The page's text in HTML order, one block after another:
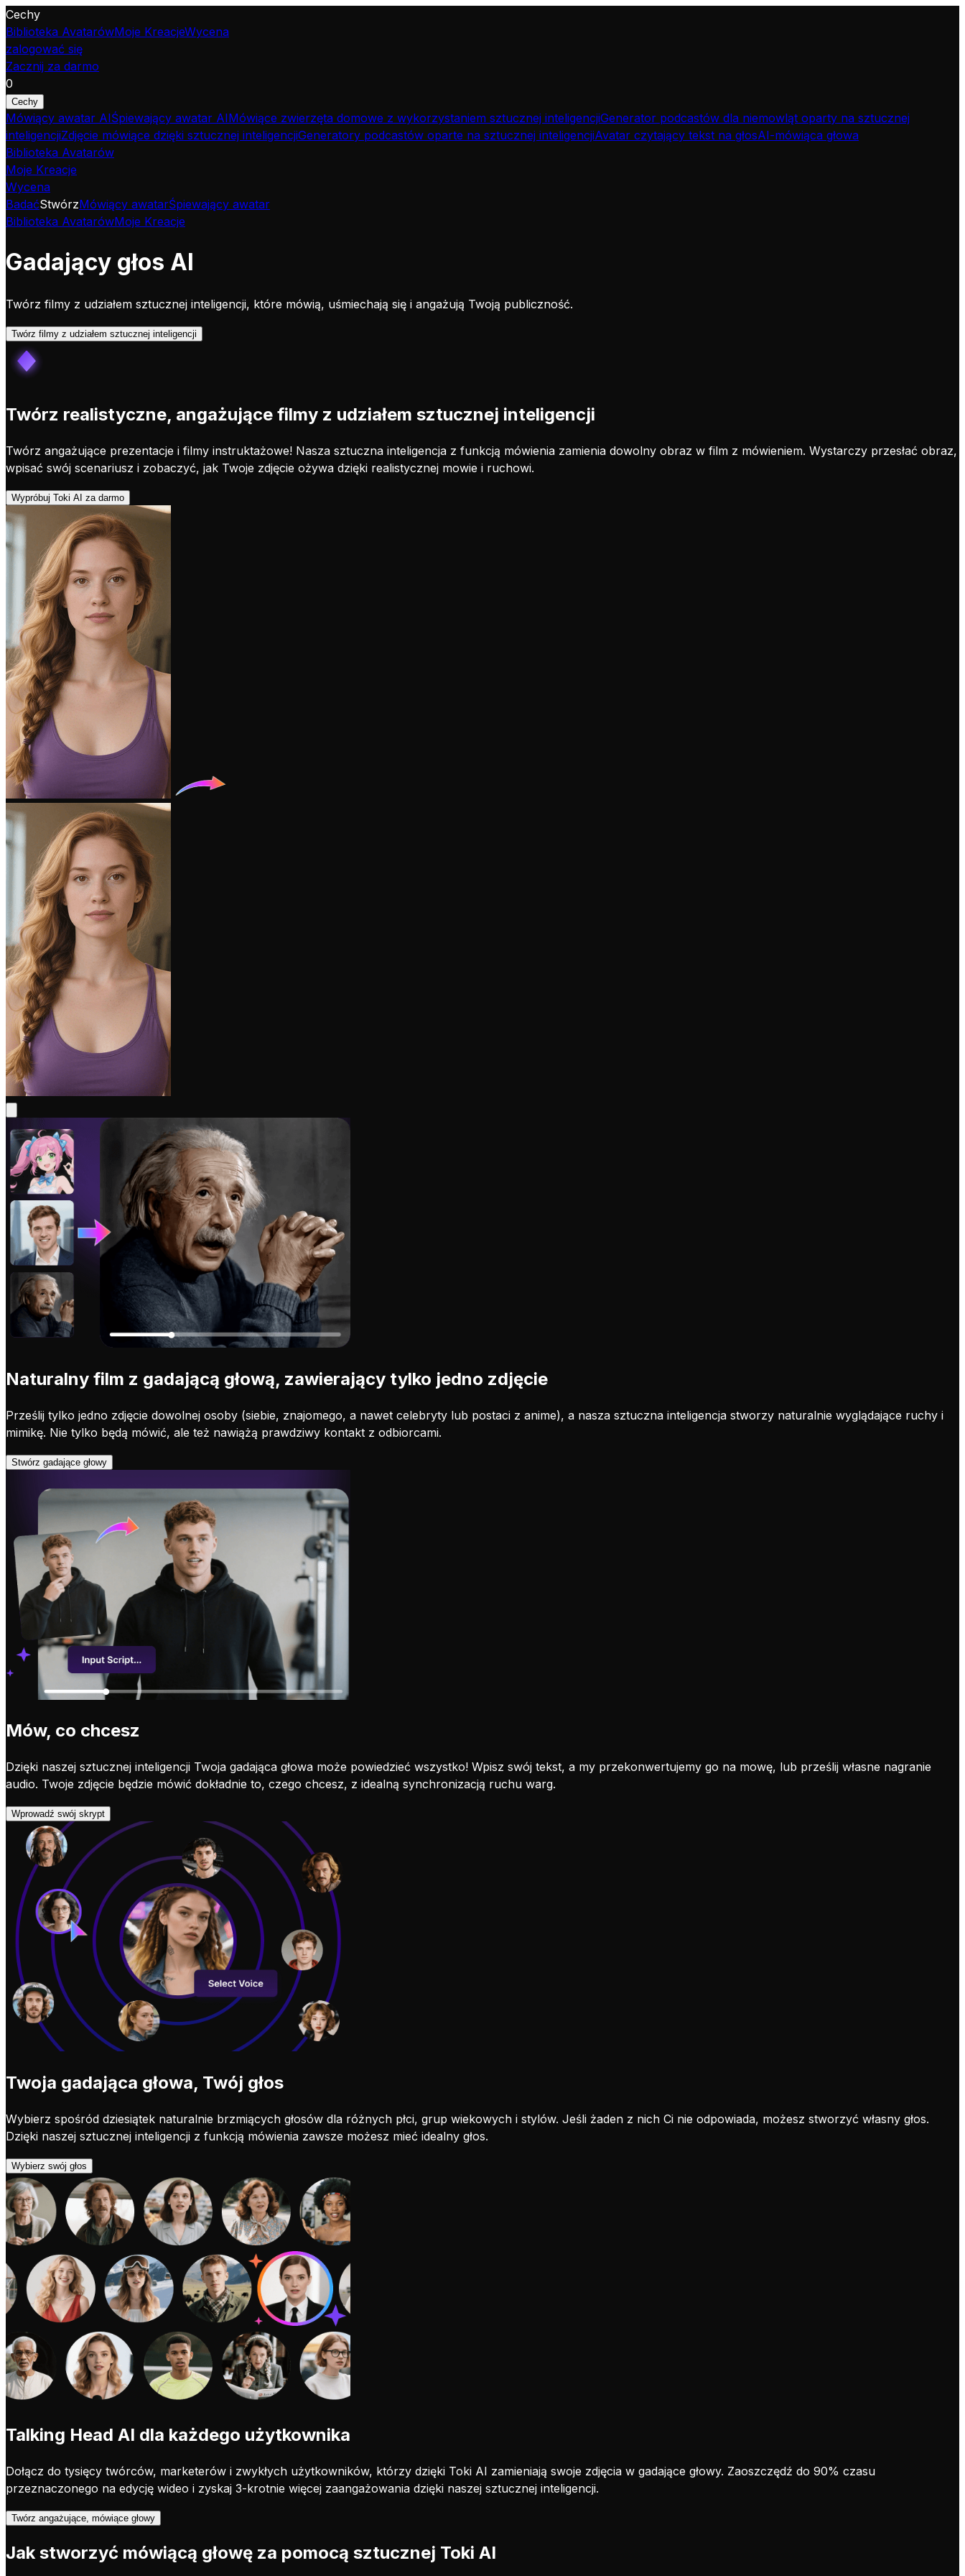
Cechy
Biblioteka AvatarówMoje KreacjeWycena
zalogować się
Zacznij za darmo
0
Cechy
Mówiący awatar AIŚpiewający awatar AIMówiące zwierzęta domowe z wykorzystaniem sztucznej inteligencjiGenerator podcastów dla niemowląt oparty na sztucznej
inteligencjiZdjęcie mówiące dzięki sztucznej inteligencjiGeneratory podcastów oparte na sztucznej inteligencjiAvatar czytający tekst na głosAI-mówiąca głowa
Biblioteka Avatarów
Moje Kreacje
Wycena
BadaćStwórzMówiący awatarŚpiewający awatar
Biblioteka AvatarówMoje Kreacje
Gadający głos AI
Twórz filmy z udziałem sztucznej inteligencji, które mówią, uśmiechają się i angażują Twoją publiczność.
Twórz filmy z udziałem sztucznej inteligencji
Twórz realistyczne, angażujące filmy z udziałem sztucznej inteligencji
Twórz angażujące prezentacje i filmy instruktażowe! Nasza sztuczna inteligencja z funkcją mówienia zamienia dowolny obraz w film z mówieniem. Wystarczy przesłać obraz,
wpisać swój scenariusz i zobaczyć, jak Twoje zdjęcie ożywa dzięki realistycznej mowie i ruchowi.
Wypróbuj Toki AI za darmo
Naturalny film z gadającą głową, zawierający tylko jedno zdjęcie
Prześlij tylko jedno zdjęcie dowolnej osoby (siebie, znajomego, a nawet celebryty lub postaci z anime), a nasza sztuczna inteligencja stworzy naturalnie wyglądające ruchy i
mimikę. Nie tylko będą mówić, ale też nawiążą prawdziwy kontakt z odbiorcami.
Stwórz gadające głowy
Mów, co chcesz
Dzięki naszej sztucznej inteligencji Twoja gadająca głowa może powiedzieć wszystko! Wpisz swój tekst, a my przekonwertujemy go na mowę, lub prześlij własne nagranie
audio. Twoje zdjęcie będzie mówić dokładnie to, czego chcesz, z idealną synchronizacją ruchu warg.
Wprowadź swój skrypt
Twoja gadająca głowa, Twój głos
Wybierz spośród dziesiątek naturalnie brzmiących głosów dla różnych płci, grup wiekowych i stylów. Jeśli żaden z nich Ci nie odpowiada, możesz stworzyć własny głos.
Dzięki naszej sztucznej inteligencji z funkcją mówienia zawsze możesz mieć idealny głos.
Wybierz swój głos
Talking Head AI dla każdego użytkownika
Dołącz do tysięcy twórców, marketerów i zwykłych użytkowników, którzy dzięki Toki AI zamieniają swoje zdjęcia w gadające głowy. Zaoszczędź do 90% czasu
przeznaczonego na edycję wideo i zyskaj 3-krotnie więcej zaangażowania dzięki naszej sztucznej inteligencji.
Twórz angażujące, mówiące głowy
Jak stworzyć mówiącą głowę za pomocą sztucznej Toki AI